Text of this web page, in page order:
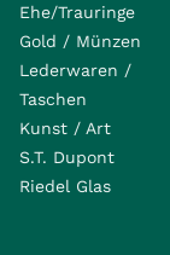
Ehe/Trauringe
Gold / Münzen
Lederwaren /
Taschen
Kunst / Art
S.T. Dupont
Riedel Glas